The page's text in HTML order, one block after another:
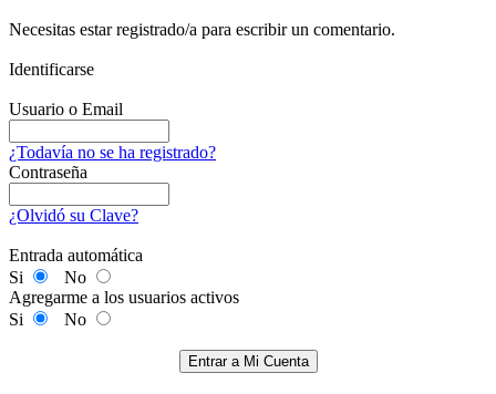
Necesitas estar registrado/a para escribir un comentario.
Identificarse
Usuario o Email
¿Todavía no se ha registrado?
Contraseña
¿Olvidó su Clave?
Entrada automática
Si
No
Agregarme a los usuarios activos
Si
No
Entrar a Mi Cuenta